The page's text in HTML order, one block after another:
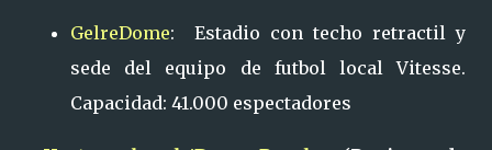
GelreDome: Estadio con techo retractil y
sede del equipo de futbol local Vitesse.
Capacidad: 41.000 espectadores